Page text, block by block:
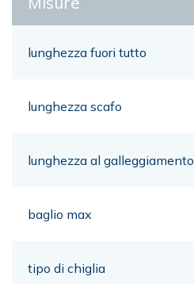
lunghezza fuori tutto
lunghezza scafo
lunghezza al galleggiamento
baglio max
tipo di chiglia